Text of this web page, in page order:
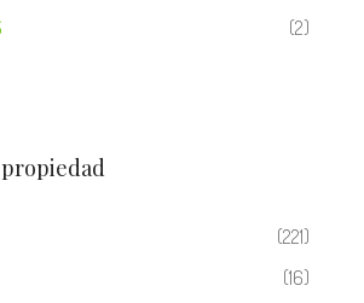
(2)
(221)
(16)